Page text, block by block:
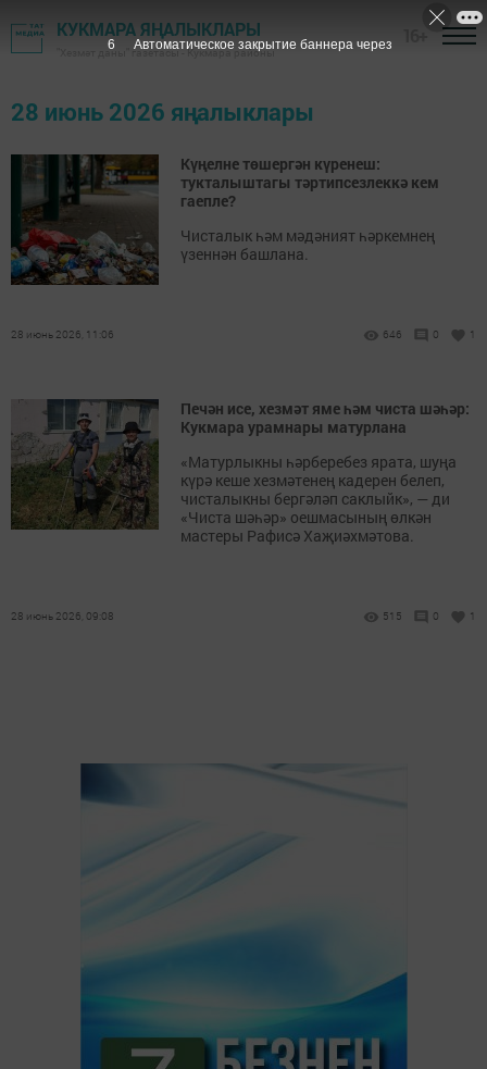
КУКМАРА ЯҢАЛЫКЛАРЫ
"Хезмәт даны" газетасы - Кукмара районы
28 июнь 2026 яңалыклары
Күңелне төшергән күренеш:
тукталыштагы тәртипсезлеккә кем
гаепле?
Чисталык һәм мәдәният һәркемнең
үзеннән башлана.
28 июнь 2026, 11:06 646 0 1
Печән исе, хезмәт яме һәм чиста шәһәр:
Кукмара урамнары матурлана
«Матурлыкны һәрберебез ярата, шуңа
күрә кеше хезмәтенең кадерен белеп,
чисталыкны бергәләп саклыйк», — ди
«Чиста шәһәр» оешмасының өлкән
мастеры Рафисә Хаҗиәхмәтова.
28 июнь 2026, 09:08 515 0 1
6 Автоматическое закрытие баннера через